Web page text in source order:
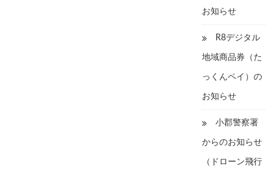
お知らせ
R8デジタル
地域商品券（た
っくんペイ）の
お知らせ
小郡警察署
からのお知らせ
（ドローン飛行